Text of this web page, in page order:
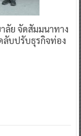
ลัย จัดสัมมนาทาง
ลับปรับธุรกิจท่อง